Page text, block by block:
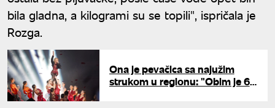
bila gladna, a kilogrami su se topili", ispričala je
Rozga.
Ona je pevačica sa najužim
strukom u regionu: "Obim je 62